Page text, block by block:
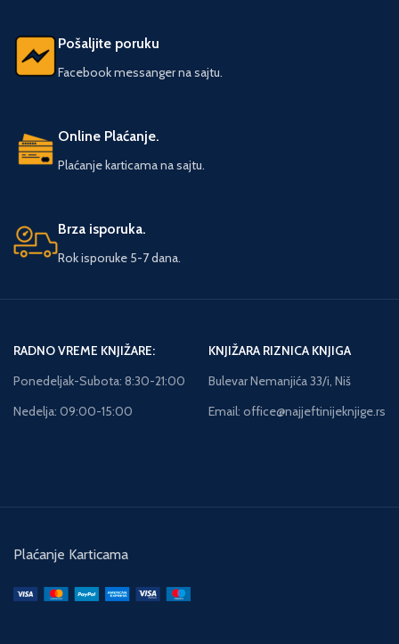
Pošaljite poruku
Facebook messanger na sajtu.
Online Plaćanje.
Plaćanje karticama na sajtu.
Brza isporuka.
Rok isporuke 5-7 dana.
RADNO VREME KNJIŽARE:
Ponedeljak-Subota: 8:30-21:00
Nedelja: 09:00-15:00
KNJIŽARA RIZNICA KNJIGA
Bulevar Nemanjića 33/i, Niš
Email: office@najjeftinijeknjige.rs
Plaćanje Karticama